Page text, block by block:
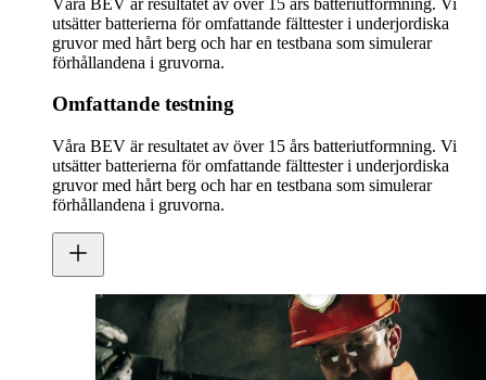
utsätter batterierna för omfattande fälttester i underjordiska
gruvor med hårt berg och har en testbana som simulerar
förhållandena i gruvorna.
Omfattande testning
Våra BEV är resultatet av över 15 års batteriutformning. Vi
utsätter batterierna för omfattande fälttester i underjordiska
gruvor med hårt berg och har en testbana som simulerar
förhållandena i gruvorna.